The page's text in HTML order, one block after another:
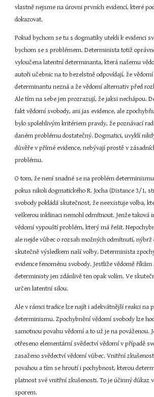
vlastně nejsme na úrovni prvních evidencí, které
dokazovat.
Pokud bychom se tu s dogmatiky utekli k evidenci
bychom se s problémem. Determinista totiž
vyloučena latentní determinanta, která našemu
autoři učebnic na to bezelstně odpovídají, že
determinantu nezná a že vědomí alternativ před
Ale tím na sebe jen prozrazují, že jaksi nechápou.
fakt vědomí svobody, ani jas evidence, ale
bylo spolehlivým kritériem pravdy, že poznávací
daném problému dostatečný. Dogmatici, uvyklí
důvěře v přímé evidence, nebývají prostě v
problému.
O tom, že není snadné se na problém
pokus nikoli dogmatického R. Jocha (Distance 3/1,
svobody pokládá skutečnost, že neexistuje volba,
veškerou inklinaci nemohl odmítnout. Jenže taková
vědomí vypouští problém, který má řešit.
ale nejde vůbec o rozsah možných odmítnutí, nýbrž
skutečně výsledkem naší volby. Determinista
evidence fenoménu svobody. Jestliže vědomě říkám
deterministy jen zdánlivě ten opak volím. Ve
určen latentní silou.
Ale v rámci tradice lze najít i adekvátnější reakci na
determinismu. Zpochybnění vědomí svobody lze
samotnou povahu vědomí a to už je na pováženou.
otřeseno elementární svědectví vědomí v případě
zasaženo svědectví vědomí vůbec. Vnitřní
povahou a tím se hroutí i pochybnost, kterou
platnost své vnitřní zkušenosti. To je účinný důkaz
sporem.